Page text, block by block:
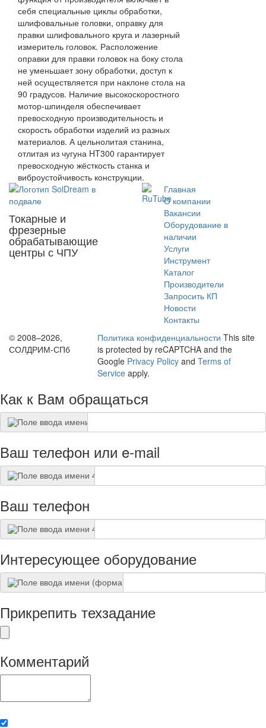
себя специальные циклы обработки,
шлифовальные головки, оправку для
правки шлифовального круга и лазерный
измеритель головок. Расположение
оправки для правки головок на боку стола
не уменьшает зону обработки, доступ к
ней осуществляется при наклоне стола на
90 градусов. Наличие высокоскоростного
мотор-шпинделя обеспечивает
превосходную производительность и
скорость обработки изделий из разных
материалов. А цельнолитая станина,
отлитая из чугуна HT300 гарантирует
превосходную жёсткость станка и
виброустойчивость конструкции.
Токарные и
фрезерные
обрабатывающие
центры с ЧПУ
Главная
O компании
Вакансии
Оборудование в
наличии
Услуги
Инструмент
Каталог
Производители
Запросить КП
Новости
Контакты
© 2008–2026,
СОЛДРИМ-СПб
Политика конфиденциальности This site
is protected by reCAPTCHA and the
Google Privacy Policy andTerms of
Service apply.
Как к Вам обращаться
Ваш телефон или e-mail
Ваш телефон
Интересующее оборудование
Прикрепить техзадание
Комментарий